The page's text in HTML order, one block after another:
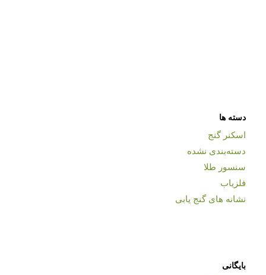
دسته ها
اسکنر گنج
دسته‌بندی نشده
سنسور طلا
فلزیاب
نشانه های گنج یابی
بایگانی